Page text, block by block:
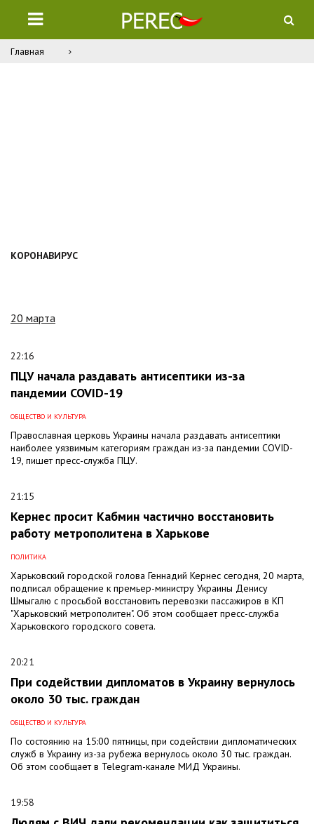
Главная
КОРОНАВИРУС
20 марта
22:16
ПЦУ начала раздавать антисептики из-за
пандемии COVID-19
ОБЩЕСТВО И КУЛЬТУРА
Православная церковь Украины начала раздавать антисептики
наиболее уязвимым категориям граждан из-за пандемии COVID-
19, пишет пресс-служба ПЦУ.
21:15
Кернес просит Кабмин частично восстановить
работу метрополитена в Харькове
ПОЛИТИКА
Харьковский городской голова Геннадий Кернес сегодня, 20 марта,
подписал обращение к премьер-министру Украины Денису
Шмыгалю с просьбой восстановить перевозки пассажиров в КП
"Харьковский метрополитен". Об этом сообщает пресс-служба
Харьковского городского совета.
20:21
При содействии дипломатов в Украину вернулось
около 30 тыс. граждан
ОБЩЕСТВО И КУЛЬТУРА
По состоянию на 15:00 пятницы, при содействии дипломатических
служб в Украину из-за рубежа вернулось около 30 тыс. граждан.
Об этом сообщает в Telegram-канале МИД Украины.
19:58